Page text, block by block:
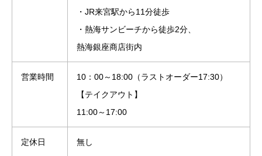
・JR来宮駅から11分徒歩
・熱海サンビーチから徒歩2分、
熱海銀座商店街内
営業時間
10：00～18:00（ラストオーダー17:30）
【テイクアウト】
11:00～17:00
定休日 無し